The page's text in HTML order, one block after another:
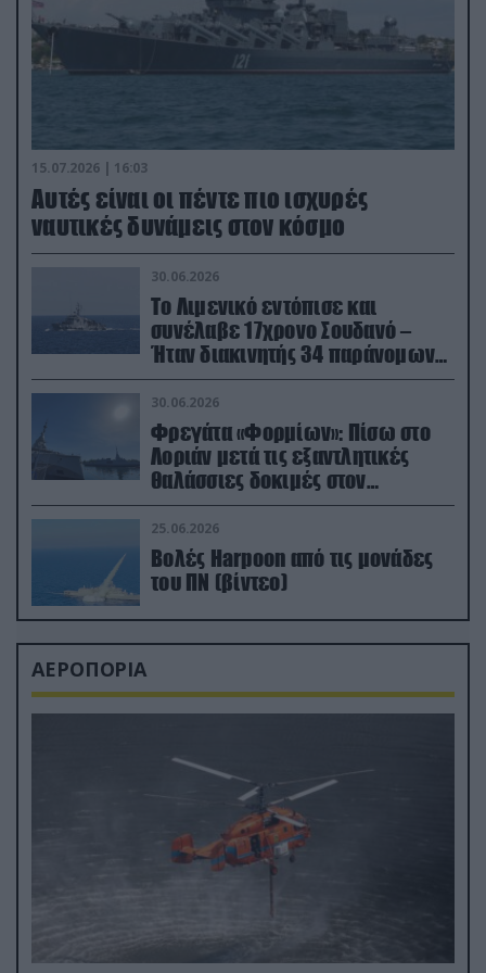
15.07.2026 | 16:03
Aυτές είναι οι πέντε πιο ισχυρές
ναυτικές δυνάμεις στον κόσμο
30.06.2026
Το Λιμενικό εντόπισε και
συνέλαβε 17χρονο Σουδανό –
Ήταν διακινητής 34 παράνομων
μεταναστών
30.06.2026
Φρεγάτα «Φορμίων»: Πίσω στο
Λοριάν μετά τις εξαντλητικές
θαλάσσιες δοκιμές στον
απαιτητικό Βισκαϊκό
25.06.2026
Βολές Harpoon από τις μονάδες
του ΠΝ (βίντεο)
ΑΕΡΟΠΟΡΙΑ